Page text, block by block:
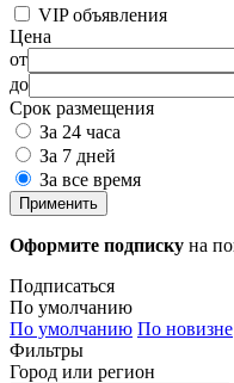
VIP объявления
Цена
от
до
Срок размещения
За 24 часа
За 7 дней
За все время
Применить
Оформите подписку на
Подписаться
По умолчанию
По умолчанию По новизне
Фильтры
Город или регион